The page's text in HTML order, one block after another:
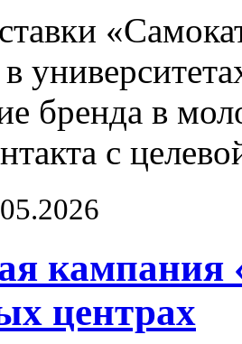
бренда в
с
кампания
центрах